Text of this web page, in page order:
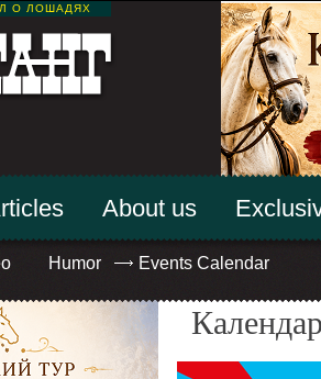
О ЛОШАДЯХ
Humor Events Calendar
About us